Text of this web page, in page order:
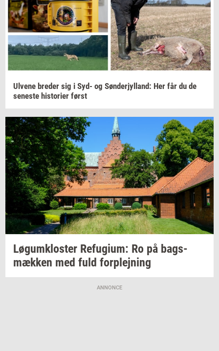
Ul­ve­ne bre­der sig i Syd- og Søn­derjyl­land: Her får du de
se­ne­ste hi­sto­ri­er først
Løgum­klo­ster Re­fu­gi­um: Ro på bags­
mæk­ken med fuld for­plej­ning
ANNONCE